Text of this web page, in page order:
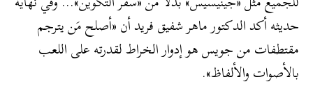
حديثه أكد الدكتور ماهر شفيق فريد أن «أصلح مَن يترجم
مقتطفات من جويس هو إدوار الخراط لقدرته على اللعب
بالأصوات والألفاظ».